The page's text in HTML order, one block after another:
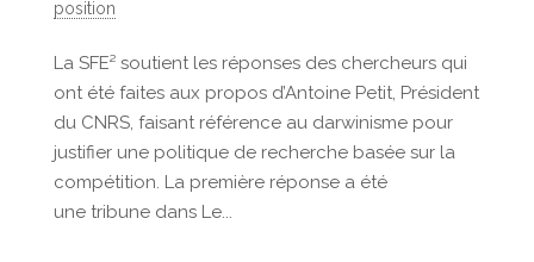
position
La SFE² soutient les réponses des chercheurs qui
ont été faites aux propos d’Antoine Petit, Président
du CNRS, faisant référence au darwinisme pour
justifier une politique de recherche basée sur la
compétition. La première réponse a été
une tribune dans Le...